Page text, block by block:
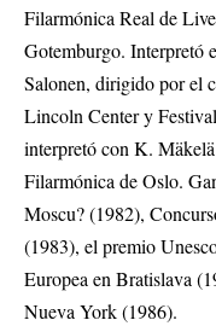
Filarmónica Real de
Gotemburgo. Interpretó
Salonen, dirigido por el
Lincoln Center y
interpretó con K.
Filarmónica de Oslo.
Moscu? (1982),
(1983), el premio
Europea en Bratislava
Nueva York (1986).